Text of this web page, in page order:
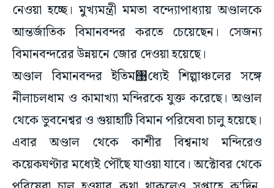
নেওয়া হচ্ছে। মুখ্যমন্ত্রী মমতা বন্দ্যোপাধ্যায় অণ্ডালকে
আন্তর্জাতিক বিমানবন্দর করতে চেয়েছেন। সেজন্য
বিমানবন্দরের উন্নয়নে জোর দেওয়া হয়েছে।
অণ্ডাল বিমানবন্দর ইতিম঩ধ্যেই শিল্পাঞ্চলের সঙ্গে
নীলাচলধাম ও কামাখ্যা মন্দিরকে যুক্ত করেছে। অণ্ডাল
থেকে ভুবনেশ্বর ও গুয়াহাটি বিমান পরিষেবা চালু হয়েছে।
এবার অণ্ডাল থেকে কাশীর বিশ্বনাথ মন্দিরেও
কয়েকঘণ্টার মধ্যেই পৌঁছে যাওয়া যাবে। অক্টোবর থেকে